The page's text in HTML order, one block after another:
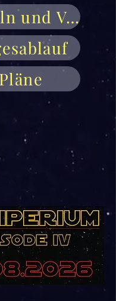
Regeln und Verhalten
Pläne